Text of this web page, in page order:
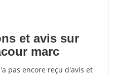
et avis sur
marc
pas encore reçu d'avis et